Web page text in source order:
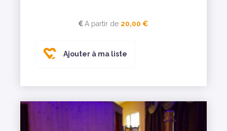
A partir de 20,00 €
Ajouter à ma liste